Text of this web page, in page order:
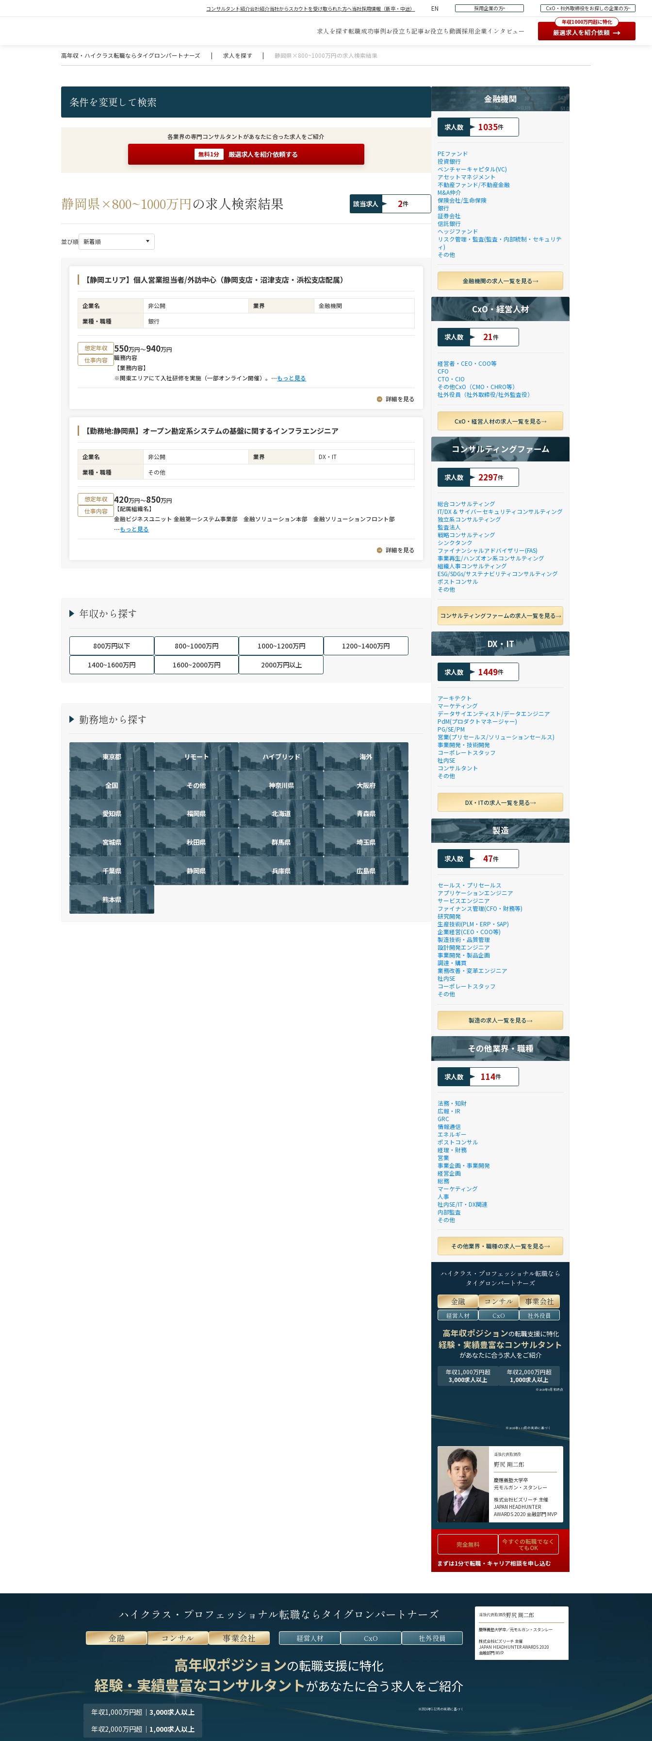
コンサルタント紹介会社紹介当社からスカウトを受け取られた方へ当社採用情報（新卒・中途） EN 採用企業の方 CxO・社外取締役をお探しの企業の方
求人を探す転職成功事例お役立ち記事お役立ち動画採用企業インタビュー
年収1000万円超に特化
厳選求人を紹介依頼 →
高年収・ハイクラス転職ならタイグロンパートナーズ | 求人を探す | 静岡県×800~1000万円の求人検索結果
条件を変更して検索
各業界の専門コンサルタントがあなたに合った求人をご紹介
無料1分 厳選求人を紹介依頼する
静岡県×800~1000万円の求人検索結果 該当求人 2件
並び順
【静岡エリア】個人営業担当者/外訪中心（静岡支店・沼津支店・浜松支店配属）
企業名 非公開 業界
金融機関
業種・職種
銀行
想定年収 550万円〜940万円
仕事内容
職務内容
【業務内容】
※関東エリアにて入社研修を実施（一部オンライン開催）。 ⋯もっと見る
詳細を見る
【勤務地:静岡県】オープン勘定系システムの基盤に関するインフラエンジニア
企業名 非公開 業界
DX・IT
業種・職種
その他
想定年収 420万円〜850万円
仕事内容
【配属組織名】
金融ビジネスユニット 金融第一システム事業部 金融ソリューション本部 金融ソリューションフロント部
⋯もっと見る
詳細を見る
年収から探す
800万円以下 800~1000万円 1000~1200万円
1200~1400万円
1400~1600万円
1600~2000万円 2000万円以上
勤務地から探す
東京都 リモート ハイブリッド 海外
全国 その他 神奈川県 大阪府
愛知県 福岡県 北海道 青森県
宮城県 秋田県 群馬県 埼玉県
千葉県 静岡県 兵庫県 広島県
熊本県
金融機関
求人数 1035件
PEファンド
投資銀行
ベンチャーキャピタル(VC)
アセットマネジメント
不動産ファンド/不動産金融
M&A仲介
保険会社/生命保険
銀行
証券会社
信託銀行
ヘッジファンド
リスク管理・監査(監査・内部統制・セキュリテ
ィ)
その他
金融機関の求人一覧を見る
CxO・経営人材
求人数 21件
経営者・CEO・COO等
CFO
CTO・CIO
その他CxO（CMO・CHRO等）
社外役員（社外取締役/社外監査役）
CxO・経営人材の求人一覧を見る
コンサルティングファーム
求人数 2297件
総合コンサルティング
IT/DX & サイバーセキュリティコンサルティング
独立系コンサルティング
監査法人
戦略コンサルティング
シンクタンク
ファイナンシャルアドバイザリー(FAS)
事業再生/ハンズオン系コンサルティング
組織人事コンサルティング
ESG/SDGs/サステナビリティコンサルティング
ポストコンサル
その他
コンサルティングファームの求人一覧を見る
DX・IT
求人数 1449件
アーキテクト
マーケティング
データサイエンティスト/データエンジニア
PdM(プロダクトマネージャー)
PG/SE/PM
営業(プリセールス/ソリューションセールス)
事業開発・技術開発
コーポレートスタッフ
社内SE
コンサルタント
その他
DX・ITの求人一覧を見る
製造
求人数 47件
セールス・プリセールス
アプリケーションエンジニア
サービスエンジニア
ファイナンス管理(CFO・財務等)
研究開発
生産技術(PLM・ERP・SAP)
企業経営(CEO・COO等)
製造技術・品質管理
設計開発エンジニア
事業開発・製品企画
調達・購買
業務改善・変革エンジニア
社内SE
コーポレートスタッフ
その他
製造の求人一覧を見る
その他業界・職種
求人数 114件
法務・知財
広報・IR
GRC
情報通信
エネルギー
ポストコンサル
経理・財務
営業
事業企画・事業開発
経営企画
総務
マーケティング
人事
社内SE/IT・DX関連
内部監査
その他
その他業界・職種の求人一覧を見る
ハイクラス・プロフェッショナル転職なら
タイグロンパートナーズ
金融 コンサル 事業会社
経営人材 CxO 社外役員
高年収ポジションの転職支援に特化
経験・実績豊富なコンサルタント
があなたに合う求人をご紹介
年収1,000万円超
3,000求人以上
年収2,000万円超
1,000求人以上
※2025年9月末時点
※2024年1-12月の実績に基づく
当社代表取締役
野尻 剛二郎
慶應義塾大学卒
元モルガン・スタンレー
株式会社ビズリーチ 主催
JAPAN HEADHUNTER
AWARDS 2020 金融部門 MVP
完全無料 今すぐの転職でなく
てもOK
まずは1分で転職・キャリア相談を申し込む
ハイクラス・プロフェッショナル転職ならタイグロンパートナーズ
金融 コンサル 事業会社 経営人材 CxO 社外役員
高年収ポジションの転職支援に特化
経験・実績豊富なコンサルタントがあなたに合う求人をご紹介
年収1,000万円超 ｜3,000求人以上
年収2,000万円超 ｜ 1,000求人以上
※2024年1-12月の実績に基づく
当社代表取締役野尻 剛二郎
慶應義塾大学卒／元モルガン・スタンレー
株式会社ビズリーチ 主催
JAPAN HEADHUNTER AWARDS 2020
金融部門 MVP